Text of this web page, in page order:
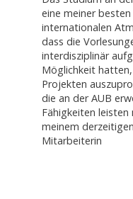
eine meiner
internationalen
dass die
interdisziplinär
Möglichkeit
Projekten
die an der AUB
Fähigkeiten
meinem
Mitarbeiterin